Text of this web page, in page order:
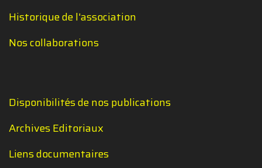
Historique de l'association
Nos collaborations
Disponibilités de nos publications
Archives Editoriaux
Liens documentaires